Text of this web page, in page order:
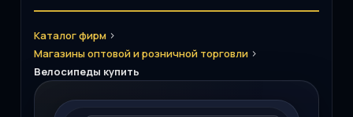
Каталог фирм >
Магазины оптовой и розничной торговли >
Велосипеды купить